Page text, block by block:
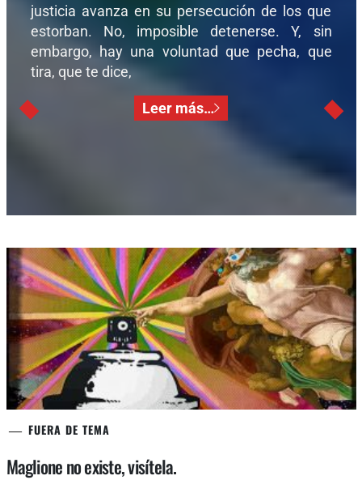
justicia avanza en su persecución de los que
estorban. No, imposible detenerse. Y, sin
embargo, hay una voluntad que pecha, que
tira, que te dice,
Leer más…
FUERA DE TEMA
Maglione no existe, visítela.